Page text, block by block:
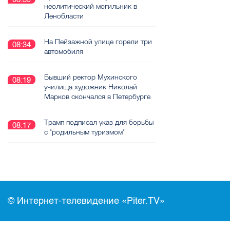
неолитический могильник в
Ленобласти
08:34
На Пейзажной улице горели три
автомобиля
08:19
Бывший ректор Мухинского
училища художник Николай
Марков скончался в Петербурге
08:17
Трамп подписал указ для борьбы
с "родильным туризмом"
© Интернет-телевидение «Piter.TV»